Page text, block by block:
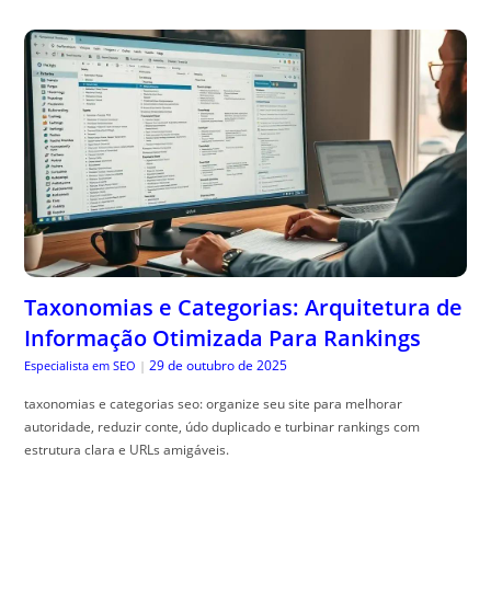
Taxonomias e Categorias: Arquitetura de
Informação Otimizada Para Rankings
Especialista em SEO | 29 de outubro de 2025
taxonomias e categorias seo: organize seu site para melhorar
autoridade, reduzir conte, údo duplicado e turbinar rankings com
estrutura clara e URLs amigáveis.